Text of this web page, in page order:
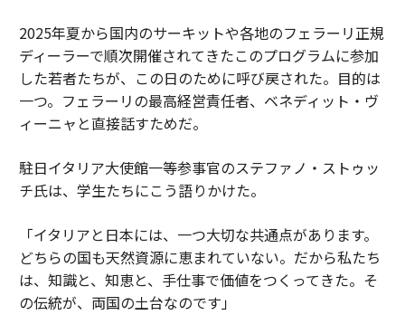
2025年夏から国内のサーキットや各地のフェラーリ正規
ディーラーで順次開催されてきたこのプログラムに参加
した若者たちが、この日のために呼び戻された。目的は
一つ。フェラーリの最高経営責任者、ベネディット・ヴ
ィーニャと直接話すためだ。
駐日イタリア大使館一等参事官のステファノ・ストゥッ
チ氏は、学生たちにこう語りかけた。
「イタリアと日本には、一つ大切な共通点があります。
どちらの国も天然資源に恵まれていない。だから私たち
は、知識と、知恵と、手仕事で価値をつくってきた。そ
の伝統が、両国の土台なのです」